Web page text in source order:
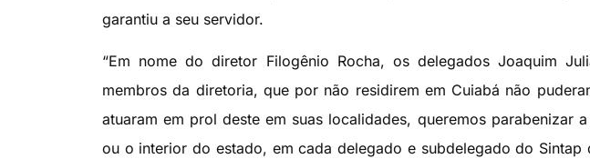
garantiu a seu servidor.
“Em nome do diretor Filogênio Rocha, os delegados Joaquim
membros da diretoria, que por não residirem em Cuiabá não
atuaram em prol deste em suas localidades, queremos parabenizar
ou o interior do estado, em cada delegado e subdelegado do